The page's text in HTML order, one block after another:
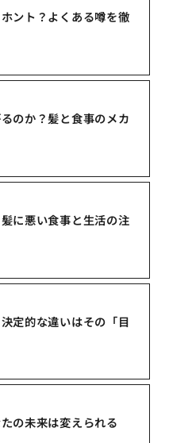
ント？よくある噂を徹
のか？髪と食事のメカ
に悪い食事と生活の注
定的な違いはその「目
の未来は変えられる